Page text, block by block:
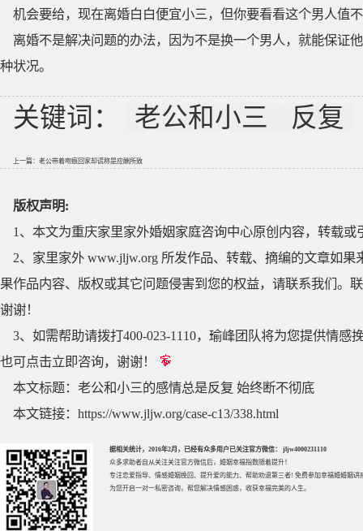
机会要给，现在离婚白白便宜小三，但你要看看这个男人值
离婚不是解决问题的办法，因为不是换一个男人，就能保证
种状况。
关键词： 老公和小三 反复
上一篇： 老公带着吻痕回家却谎称是应酬所致
版权声明:
1、本文为重庆家里家外婚姻家庭咨询中心原创内容，转载
2、家里家外 www.jljw.org 所发作品、转载、摘编的文章如
果作品内容、版权或其它问题侵害到您的权益，请联系我们。
谢谢！
3、如需帮助请拨打400-023-1110，瑜峰团队将为您提供情
也可点击立即咨询，谢谢！
本文标题： 老公和小三的感情总是反复 始终断不彻底
本文链接： https://www.jljw.org/case-c13/338.html
据相关统计，2016年2月，已经有众多用户已关注官方微信： jljw4000231110
众多求助者自从关注关注官方微信后，婚姻幸福指数随着提升！
专注恋爱指导、 情感婚姻挽回 、提升爱的能力、帮助劝退第三者! 免费参加幸福婚婚姻讲
为您开启一对一私密咨询，帮您解决情感困惑，收获幸福完美的人生。